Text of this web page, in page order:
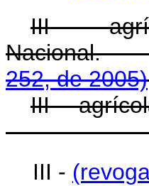
III -
252, de 2005)
III -
III -